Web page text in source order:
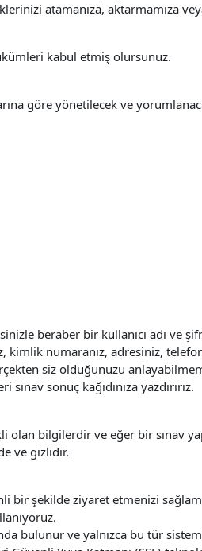
atamanıza, aktarmamıza
kabul etmiş olursunuz.
göre yönetilecek ve
beraber bir kullanıcı adı
kimlik numaranız, adresiniz,
siz olduğunuzu
sonuç kağıdınıza yazdırırız.
bilgilerdir ve eğer bir sınav
ve gizlidir.
bir şekilde ziyaret etmenizi
bulunur ve yalnızca bu tür